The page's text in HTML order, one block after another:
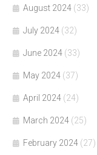
August 2024 (33)
July 2024 (32)
June 2024 (33)
May 2024 (37)
April 2024 (24)
March 2024 (25)
February 2024 (27)